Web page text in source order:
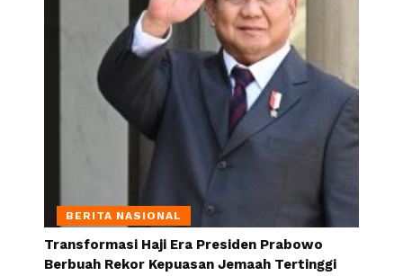
BERITA NASIONAL
Transformasi Haji Era Presiden Prabowo
Berbuah Rekor Kepuasan Jemaah Tertinggi